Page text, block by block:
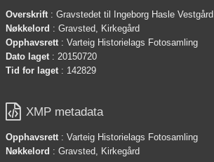
Overskrift : Gravstedet til Ingeborg Hasle Vestgård
Nøkkelord : Gravsted, Kirkegård
Opphavsrett : Varteig Historielags Fotosamling
Dato laget : 20150720
Tid for laget : 142829
 XMP metadata
Opphavsrett : Varteig Historielags Fotosamling
Nøkkelord : Gravsted, Kirkegård